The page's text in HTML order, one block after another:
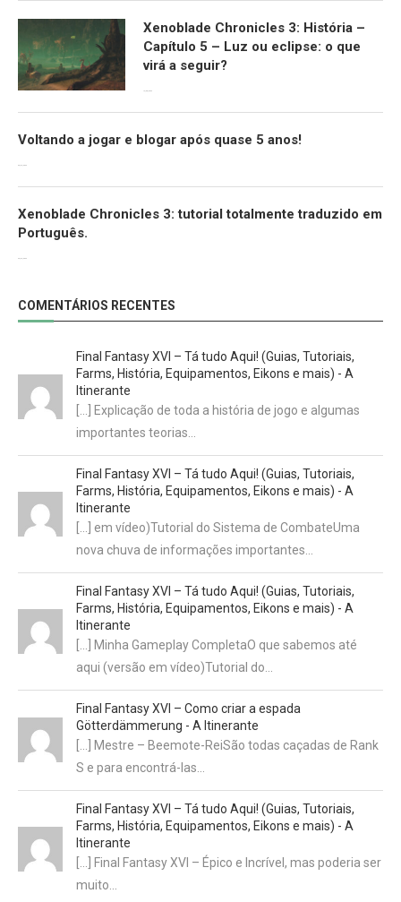
Xenoblade Chronicles 3: História –
Capítulo 5 – Luz ou eclipse: o que
virá a seguir?
Voltando a jogar e blogar após quase 5 anos!
Xenoblade Chronicles 3: tutorial totalmente traduzido em
Português.
COMENTÁRIOS RECENTES
Final Fantasy XVI – Tá tudo Aqui! (Guias, Tutoriais,
Farms, História, Equipamentos, Eikons e mais) - A
Itinerante
[…] Explicação de toda a história de jogo e algumas
importantes teorias…
Final Fantasy XVI – Tá tudo Aqui! (Guias, Tutoriais,
Farms, História, Equipamentos, Eikons e mais) - A
Itinerante
[…] em vídeo)Tutorial do Sistema de CombateUma
nova chuva de informações importantes…
Final Fantasy XVI – Tá tudo Aqui! (Guias, Tutoriais,
Farms, História, Equipamentos, Eikons e mais) - A
Itinerante
[…] Minha Gameplay CompletaO que sabemos até
aqui (versão em vídeo)Tutorial do…
Final Fantasy XVI – Como criar a espada
Götterdämmerung - A Itinerante
[…] Mestre – Beemote-ReiSão todas caçadas de Rank
S e para encontrá-las…
Final Fantasy XVI – Tá tudo Aqui! (Guias, Tutoriais,
Farms, História, Equipamentos, Eikons e mais) - A
Itinerante
[…] Final Fantasy XVI – Épico e Incrível, mas poderia ser
muito…